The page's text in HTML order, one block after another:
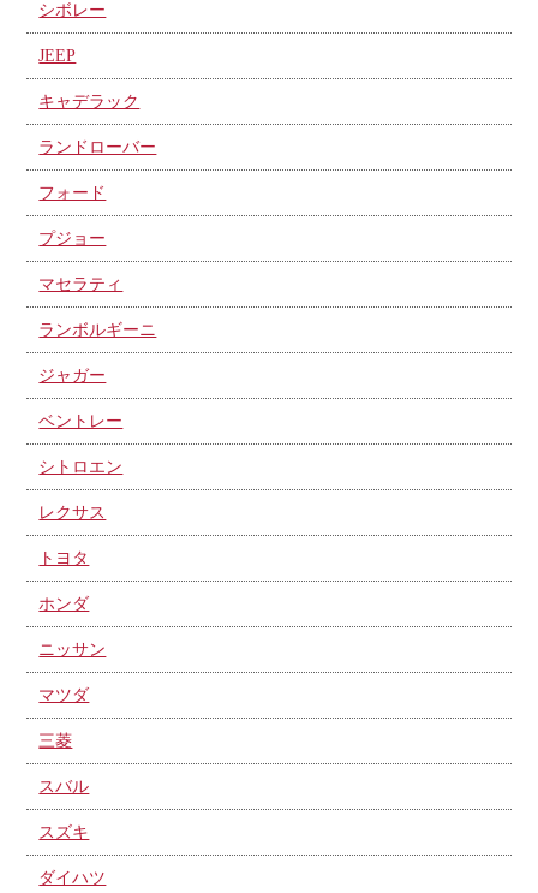
シボレー
JEEP
キャデラック
ランドローバー
フォード
プジョー
マセラティ
ランボルギーニ
ジャガー
ベントレー
シトロエン
レクサス
トヨタ
ホンダ
ニッサン
マツダ
三菱
スバル
スズキ
ダイハツ